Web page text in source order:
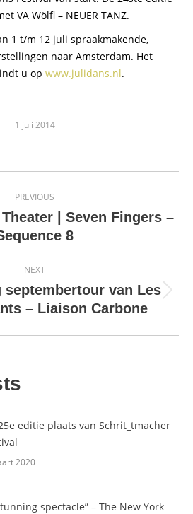
VA Wölfl – NEUER TANZ.
1 t/m 12 juli spraakmakende,
naar Amsterdam. Het
u op www.julidans.nl.
1 juli 2014
PREVIOUS
Previous
post:
| Seven Fingers –
8
NEXT
Next
post:
septembertour van Les
– Liaison Carbone
editie plaats van Schrit_tmacher
2020
spectacle” – The New York